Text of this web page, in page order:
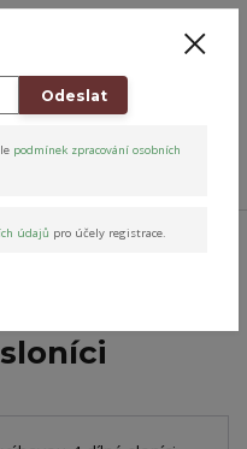
s výbavou 4-dílné sloníci
s
Odeslat
podmínek zpracování osobních
údajů pro účely registrace.